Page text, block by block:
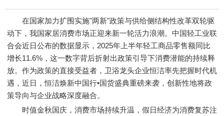
在国家加力扩围实施"两新"政策与供给侧结构性改革双轮驱
动下，我国家居消费市场正迎来新一轮活力浪潮。中国轻工业联
合会近日公布的数据显示，2025年上半年轻工商品零售额同比
增长11.6%，这一数字背后折射出政策引导下消费潜能的持续释
放。作为政策的直接受益者，卫浴龙头企业恒洁率先把握时代机
遇，近日，恒洁焕新中国行•国货盛典重磅来袭，创新性地将政
策导向与企业战略深度融合。
时值金秋国庆，消费市场持续升温，假日经济为消费复苏注